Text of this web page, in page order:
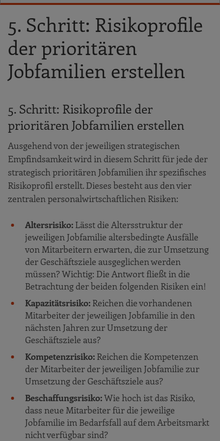
Strategische Personalplanung in sechs
Schritten
Überblick über den Prozess
Vorbereitung
1. Schritt: Jobfamilien bilden
3. Schritt: Strategische Treiber
identifizieren
4. Schritt: Strategische Betroffenheit der
prioritären Jobfamilien analysieren
5. Schritt: Risikoprofile der prioritären
Jobfamilien erstellen
6. Schritt: Strategisch relevante
Maßnahmen planen
Ausblick
Literatur
5. Schritt: Risikoprofile
der prioritären
Jobfamilien erstellen
5. Schritt: Risikoprofile der
prioritären Jobfamilien erstellen
Ausgehend von der jeweiligen strategischen
Empfindsamkeit wird in diesem Schritt für jede der
strategisch prioritären Jobfamilien ihr spezifisches
Risikoprofil erstellt. Dieses besteht aus den vier
zentralen personalwirtschaftlichen Risiken:
Altersrisiko: Lässt die Altersstruktur der
jeweiligen Jobfamilie altersbedingte Ausfälle
von Mitarbeitern erwarten, die zur Umsetzung
der Geschäftsziele ausgeglichen werden
müssen? Wichtig: Die Antwort fließt in die
Betrachtung der beiden folgenden Risiken ein!
Kapazitätsrisiko: Reichen die vorhandenen
Mitarbeiter der jeweiligen Jobfamilie in den
nächsten Jahren zur Umsetzung der
Geschäftsziele aus?
Kompetenzrisiko: Reichen die Kompetenzen
der Mitarbeiter der jeweiligen Jobfamilie zur
Umsetzung der Geschäftsziele aus?
Beschaffungsrisiko:Wie hoch ist das Risiko,
dass neue Mitarbeiter für die jeweilige
Jobfamilie im Bedarfsfall auf dem Arbeitsmarkt
nicht verfügbar sind?